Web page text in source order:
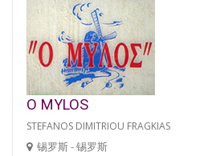
O MYLOS
STEFANOS DIMITRIOU FRAGKIAS
锡罗斯 - 锡罗斯